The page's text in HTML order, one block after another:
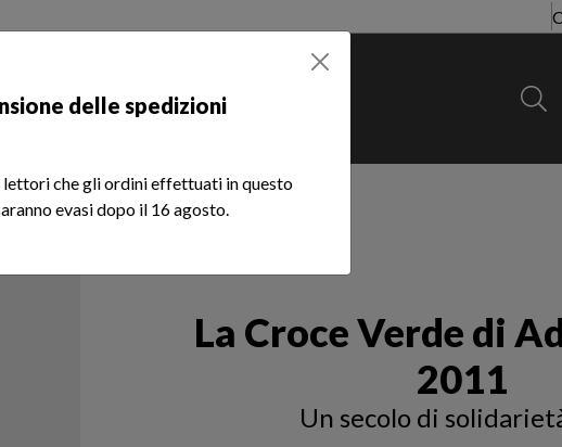
Rivista REM Chi siamo
La Croce Verde di
2011
Un secolo di
delle spedizioni
che gli ordini effettuati in questo
evasi dopo il 16 agosto.